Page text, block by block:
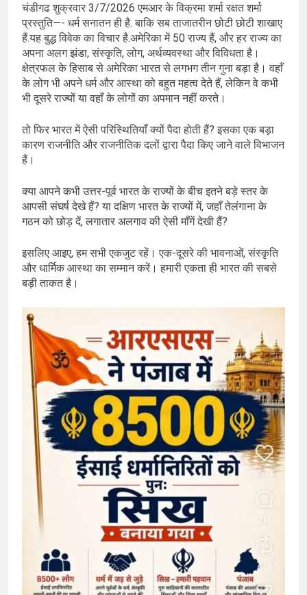
चंडीगढ शुक्रवार 3/7/2026 एमआर के विक्रमा शर्मा रक्षत शर्मा
प्रस्तुति—- धर्म सनातन ही है. बाकि सब ताजातरीन छोटी छोटी शाखाए
हैं.यह बुद्ध विवेक का विचार है.अमेरिका में 50 राज्य हैं, और हर राज्य का
अपना अलग झंडा, संस्कृति, लोग, अर्थव्यवस्था और विविधता है।
क्षेत्रफल के हिसाब से अमेरिका भारत से लगभग तीन गुना बड़ा है। वहाँ
के लोग भी अपने धर्म और आस्था को बहुत महत्व देते हैं, लेकिन वे कभी
भी दूसरे राज्यों या वहाँ के लोगों का अपमान नहीं करते।
तो फिर भारत में ऐसी परिस्थितियाँ क्यों पैदा होती हैं? इसका एक बड़ा
कारण राजनीति और राजनीतिक दलों द्वारा पैदा किए जाने वाले विभाजन
हैं।
क्या आपने कभी उत्तर-पूर्व भारत के राज्यों के बीच इतने बड़े स्तर के
आपसी संघर्ष देखे हैं? या दक्षिण भारत के राज्यों में, जहाँ तेलंगाना के
गठन को छोड़ दें, लगातार अलगाव की ऐसी माँगें देखी हैं?
इसलिए आइए, हम सभी एकजुट रहें। एक-दूसरे की भावनाओं, संस्कृति
और धार्मिक आस्था का सम्मान करें। हमारी एकता ही भारत की सबसे
बड़ी ताकत है।